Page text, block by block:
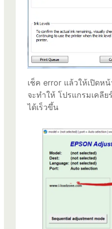
เช็ค error แล้วให้เปิดห
จะทำให้ โปรแกรมเคลี
ได้เร็วขึ้น